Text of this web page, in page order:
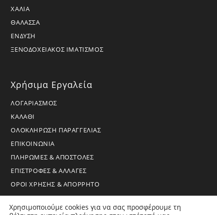
ΧΑΛΙΑ
ΘΑΛΑΣΣΑ
ΕΝΔΥΣΗ
ΞΕΝΟΔΟΧΕΙΑΚΟΣ ΙΜΑΤΙΣΜΟΣ
Χρήσιμα Εργαλεία
ΛΟΓΑΡΙΑΣΜΟΣ
ΚΑΛΑΘΙ
ΟΛΟΚΛΗΡΩΣΗ ΠΑΡΑΓΓΕΛΙΑΣ
ΕΠΙΚΟΙΝΩΝΙΑ
ΠΛΗΡΩΜΕΣ & ΑΠΟΣΤΟΛΕΣ
ΕΠΙΣΤΡΟΦΕΣ & ΑΛΛΑΓΕΣ
ΟΡΟΙ ΧΡΗΣΗΣ & ΑΠΟΡΡΗΤΟ
Χρησιμοποιούμε cookies για να σας προσφέρουμε τη